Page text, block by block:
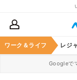
ワーク＆ライフ
スケア グルメ レジ
Googleで